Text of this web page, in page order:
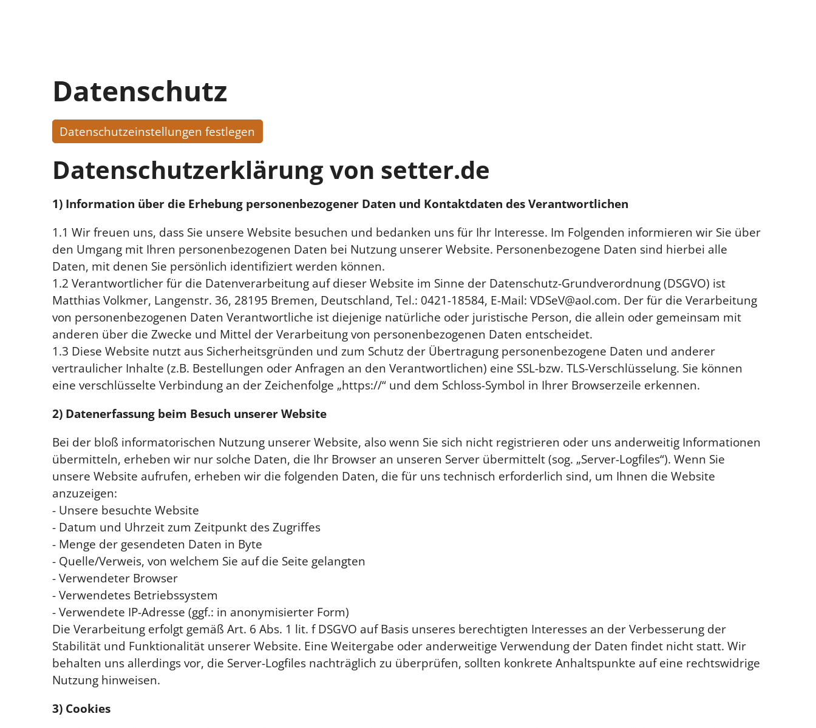
Datenschutz
Datenschutzeinstellungen festlegen
Datenschutzerklärung von setter.de
1) Information über die Erhebung personenbezogener Daten und Kontaktdaten des Verantwortlichen
1.1 Wir freuen uns, dass Sie unsere Website besuchen und bedanken uns für Ihr Interesse. Im Folgenden informieren wir Sie über
den Umgang mit Ihren personenbezogenen Daten bei Nutzung unserer Website. Personenbezogene Daten sind hierbei alle
Daten, mit denen Sie persönlich identifiziert werden können.
1.2 Verantwortlicher für die Datenverarbeitung auf dieser Website im Sinne der Datenschutz-Grundverordnung (DSGVO) ist
Matthias Volkmer, Langenstr. 36, 28195 Bremen, Deutschland, Tel.: 0421-18584, E-Mail: VDSeV@aol.com. Der für die Verarbeitung
von personenbezogenen Daten Verantwortliche ist diejenige natürliche oder juristische Person, die allein oder gemeinsam mit
anderen über die Zwecke und Mittel der Verarbeitung von personenbezogenen Daten entscheidet.
1.3 Diese Website nutzt aus Sicherheitsgründen und zum Schutz der Übertragung personenbezogene Daten und anderer
vertraulicher Inhalte (z.B. Bestellungen oder Anfragen an den Verantwortlichen) eine SSL-bzw. TLS-Verschlüsselung. Sie können
eine verschlüsselte Verbindung an der Zeichenfolge „https://“ und dem Schloss-Symbol in Ihrer Browserzeile erkennen.
2) Datenerfassung beim Besuch unserer Website
Bei der bloß informatorischen Nutzung unserer Website, also wenn Sie sich nicht registrieren oder uns anderweitig Informationen
übermitteln, erheben wir nur solche Daten, die Ihr Browser an unseren Server übermittelt (sog. „Server-Logfiles“). Wenn Sie
unsere Website aufrufen, erheben wir die folgenden Daten, die für uns technisch erforderlich sind, um Ihnen die Website
anzuzeigen:
- Unsere besuchte Website
- Datum und Uhrzeit zum Zeitpunkt des Zugriffes
- Menge der gesendeten Daten in Byte
- Quelle/Verweis, von welchem Sie auf die Seite gelangten
- Verwendeter Browser
- Verwendetes Betriebssystem
- Verwendete IP-Adresse (ggf.: in anonymisierter Form)
Die Verarbeitung erfolgt gemäß Art. 6 Abs. 1 lit. f DSGVO auf Basis unseres berechtigten Interesses an der Verbesserung der
Stabilität und Funktionalität unserer Website. Eine Weitergabe oder anderweitige Verwendung der Daten findet nicht statt. Wir
behalten uns allerdings vor, die Server-Logfiles nachträglich zu überprüfen, sollten konkrete Anhaltspunkte auf eine rechtswidrige
Nutzung hinweisen.
3) Cookies